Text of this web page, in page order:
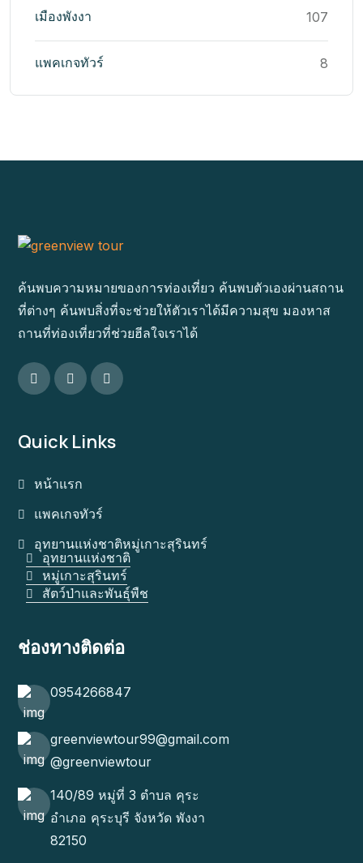
เมืองพังงา 107
แพคเกจทัวร์ 8
ค้นพบความหมายของการท่องเที่ยว ค้นพบตัวเองผ่านสถาน
ที่ต่างๆ ค้นพบสิ่งที่จะช่วยให้ตัวเราได้มีความสุข มองหาส
ถานที่ท่องเที่ยวที่ช่วยฮีลใจเราได้
Quick Links
หน้าแรก
แพคเกจทัวร์
อุทยานแห่งชาติหมู่เกาะสุรินทร์
อุทยานแห่งชาติ
หมู่เกาะสุรินทร์
สัตว์ป่าและพันธุ์พืช
ช่องทางติดต่อ
0954266847
greenviewtour99@gmail.com
@greenviewtour
140/89 หมู่ที่ 3 ตำบล คุระ
อำเภอ คุระบุรี จังหวัด พังงา
82150